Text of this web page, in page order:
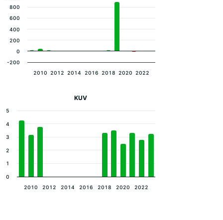
2010 2012 2014 2016 2018 2020 2022
-200
0
200
400
600
800
KUV
2010 2012 2014 2016 2018 2020 2022
0
1
2
3
4
5